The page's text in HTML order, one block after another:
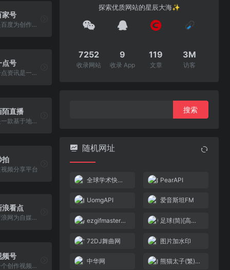
家号
是百度为创作者打造的集创作、发布、变现于一体的内容创作平台，也是众多企业号实现营销转化的运营新阵地
点号
一点资讯是一款智能的新闻资讯应用
陌直播
是一款基于地理位置的移动社交工具
拍
频分享平台
浪看点
新浪网为自媒体提供的优质原创内容生产平台
频号
一个创作视频，涨粉盈利的平台
探索优质网站的星辰大海✨
7252
收录网站
9
收录 App
119
文章
3M
访客
随机网址
全球学术快报·学科版 PearAPI
UomgAPI 爱音斯坦FM
ezgifmaster动图工具 足球(简)[高伟](JUE)[SPG](0.31Mb)
72DJ舞曲网 图片加水印
中华网 熊猫太子(繁)[dragon2snow](CN)[ACT](4Mb)